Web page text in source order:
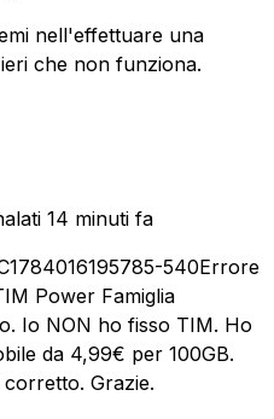
nell'effettuare una
che non funziona.
14 minuti fa
540 ​Errore
Power Famiglia
Io NON ho fisso TIM. Ho
da 4,99€ per 100GB.
Grazie.